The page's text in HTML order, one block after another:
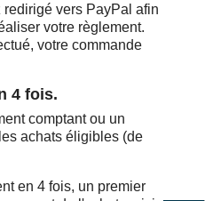
vers PayPal afin
votre règlement.
votre commande
4 fois.
comptant ou un
achats éligibles (de
en 4 fois, un premier